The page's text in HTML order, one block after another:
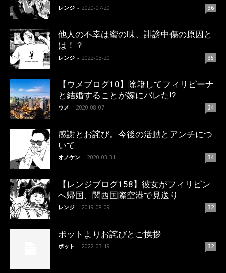
レンジ - 2020-07-20 36
他人の不幸は蜜の味、誹謗中傷の原因と
は！？
レンジ - 2022-03-20 35
【ウメブログ10】除籍してフィリピーナ
と結婚することが嫁にバレた!?
ウメ - 2020-08-07 34
感謝とお詫び。今後の活動とアンチにつ
いて
オノケン - 2020-03-31 34
【レンジブログ158】彼女がフィリピン
へ帰国、関西国際空港で見送り
レンジ - 2019-08-09 32
ポットよりお詫びとご挨拶
ポット - 2022-03-19 32